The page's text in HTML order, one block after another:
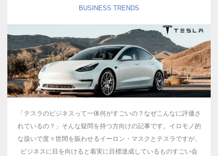
BUSINESS TRENDS
「テスラのビジネスって一体何がすごいの？なぜこんなに評価さ
れているの？」そんな疑問を持つ方向けの記事です。イロモノ的
な扱いで度々世間を賑わせるイーロン・マスクとテスラですが、
ビジネスに目を向けると着実に目標達成しているものすごい会